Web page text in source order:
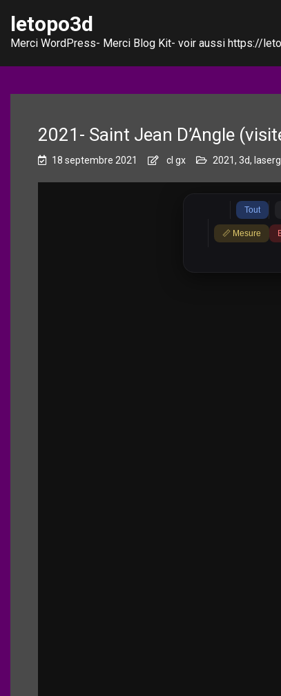
letopo3d
Merci WordPress- Merci Blog Kit- voir aussi https://
2021- Saint Jean D’Angle
18 septembre 2021 cl gx 2021, 3d,